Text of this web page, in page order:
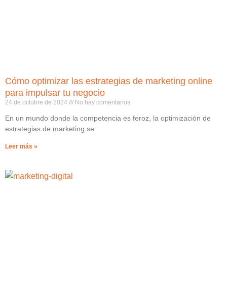
Cómo optimizar las estrategias de marketing online
para impulsar tu negocio
24 de octubre de 2024 No hay comentarios
En un mundo donde la competencia es feroz, la optimización de
estrategias de marketing se
Leer más »